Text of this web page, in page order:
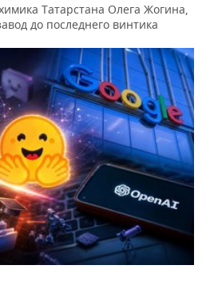
Татарстана Олега Жогина,
до последнего винтика